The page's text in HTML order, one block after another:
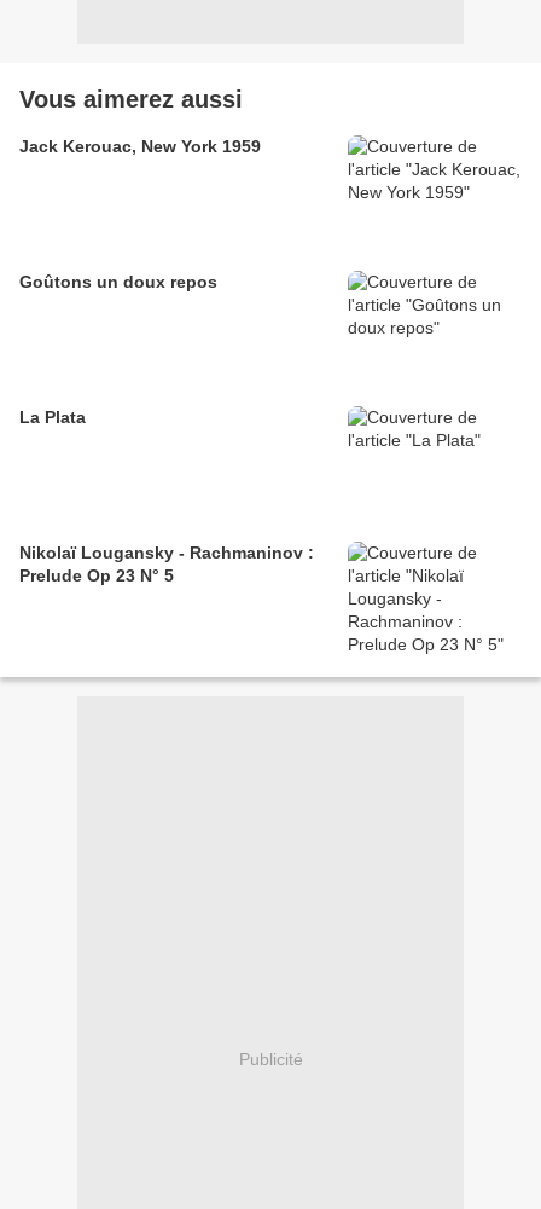
Vous aimerez aussi
Jack Kerouac, New York 1959
Goûtons un doux repos
La Plata
Nikolaï Lougansky - Rachmaninov :
Prelude Op 23 N° 5
Publicité